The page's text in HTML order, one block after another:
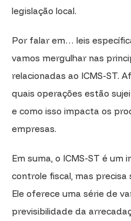
legislação local.
Por falar em… leis
vamos mergulhar nas
relacionadas ao ICMS-ST.
quais operações estão
e como isso impacta os
empresas.
Em suma, o ICMS-ST é
controle fiscal, mas precisa
Ele oferece uma série de
previsibilidade da